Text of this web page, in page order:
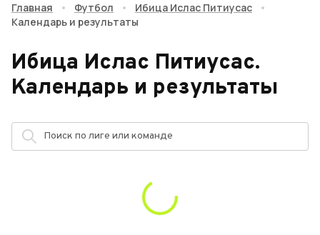
Главная • Футбол • Ибица Ислас Питиусас
•
Календарь и результаты
Ибица Ислас Питиусас.
Календарь и результаты